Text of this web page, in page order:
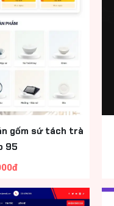
gốm sứ tách trà
95